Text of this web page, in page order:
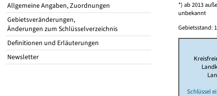
Allgemeine Angaben, Zuordnungen
Gebietsveränderungen,
Änderungen zum Schlüsselverzeichnis
Definitionen und Erläuterungen
Newsletter
*) ab 2013
unbekannt
Gebietsstand:
Schlüssel